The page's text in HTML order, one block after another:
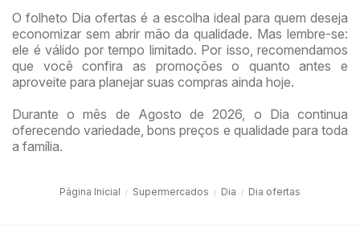
O folheto Dia ofertas é a escolha ideal para quem deseja
economizar sem abrir mão da qualidade. Mas lembre-se:
ele é válido por tempo limitado. Por isso, recomendamos
que você confira as promoções o quanto antes e
aproveite para planejar suas compras ainda hoje.
Durante o mês de Agosto de 2026, o Dia continua
oferecendo variedade, bons preços e qualidade para toda
a família.
Página Inicial Supermercados Dia Dia ofertas